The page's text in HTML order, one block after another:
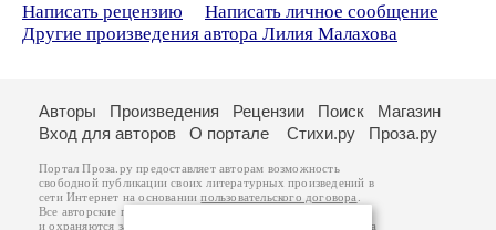
Написать рецензию
Написать личное сообщение
Другие произведения автора Лилия Малахова
Авторы Произведения Рецензии Поиск
Магазин
Вход для авторов
О портале Стихи.ру Проза.ру
Портал Проза.ру предоставляет авторам возможность
свободной публикации своих литературных произведений в
сети Интернет на основаниипользовательского договора
Все авторские права на произведения принадлежат авторам
и охраняются законом . Перепечатка произведений возможна